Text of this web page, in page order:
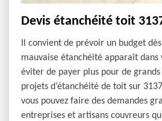
Devis étanchéité toit
Il convient de prévoir un budget
mauvaise étanchéité apparaît
éviter de payer plus pour de
projets d’étanchéité de toit sur
vous pouvez faire des demandes
entreprises et artisans couvreurs